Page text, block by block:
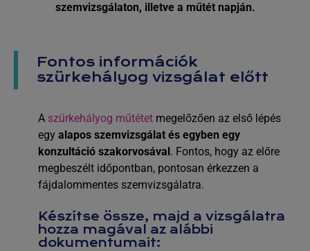
szemvizsgálaton, illetve a műtét napján.
Fontos információk
szürkehályog vizsgálat előtt
A szürkehályog műtétet megelőzően az első lépés
egy alapos szemvizsgálat és egyben egy
konzultáció szakorvosával. Fontos, hogy az előre
megbeszélt időpontban, pontosan érkezzen a
fájdalommentes szemvizsgálatra.
Készítse össze, majd a vizsgálatra
hozza magával az alábbi
dokumentumait: